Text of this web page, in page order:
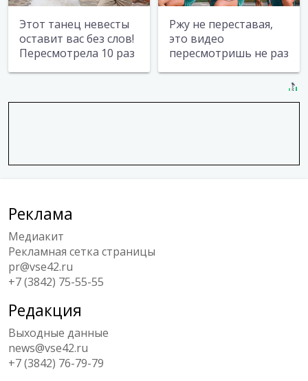
Этот танец невесты
оставит вас без слов!
Пересмотрела 10 раз
Ржу не переставая,
это видео
пересмотришь не раз
Реклама
Медиакит
Рекламная сетка страницы
pr@vse42.ru
+7 (3842) 75-55-55
Редакция
Выходные данные
news@vse42.ru
+7 (3842) 76-79-79